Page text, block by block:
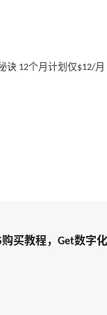
诀 12个月计划仅$12/月
买教程，Get数字